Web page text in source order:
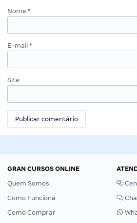
Nome *
E-mail *
Site
GRAN CURSOS ONLINE
Quem Somos
Como Funciona
Como Comprar